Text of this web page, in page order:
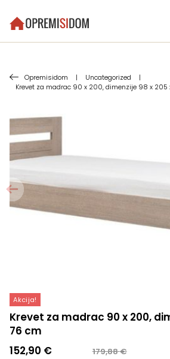
Opremisidom | Uncategorized
|
Krevet za madrac 90 x 200, dimenzije 98 x 205
Akcija!
Krevet za madrac 90 x 200,
76 cm
179,88€
Izvorna
152,90 €
Trenutna